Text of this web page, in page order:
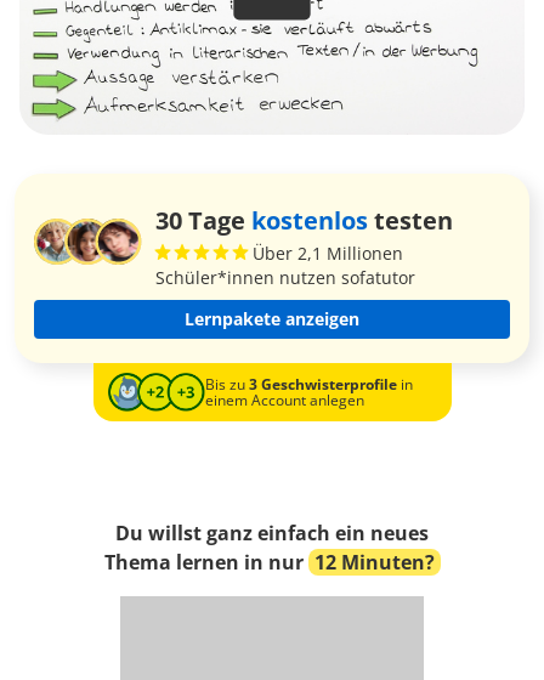
30 Tage kostenlostesten
Über 2,1 Millionen
Schüler*innen nutzen sofatutor
Lernpakete anzeigen
Bis zu3 Geschwisterprofilein
einem Account anlegen
Du willst ganz einfach ein neues
Thema lernen in nur 12 Minuten?